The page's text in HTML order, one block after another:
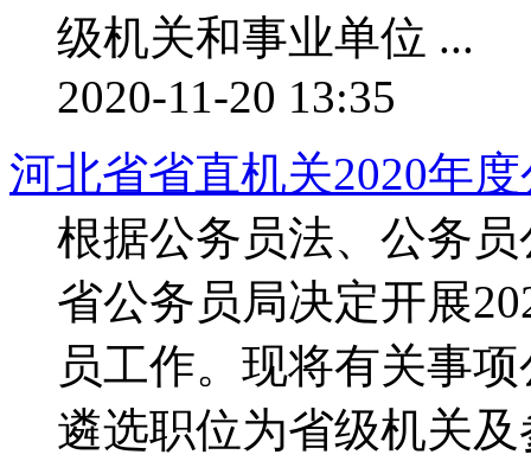
级机关和事业单位 ...
2020-11-20 13:35
河北省省直机关2020年
根据公务员法、公务
省公务员局决定开展
员工作。现将有关事
遴选职位为省级机关